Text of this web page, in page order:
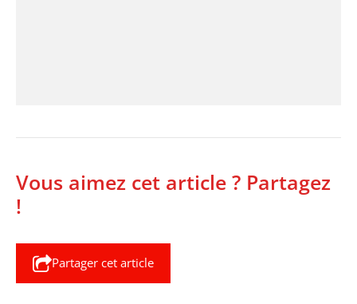
Vous aimez cet article ? Partagez
!
Partager cet article